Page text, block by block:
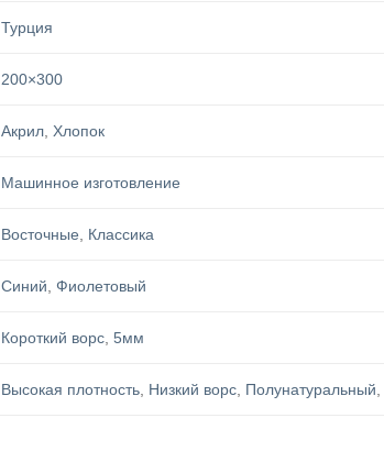
Турция
200×300
Акрил Хлопок
Машинное изготовление
Восточные Классика
Синий ,Фиолетовый
Короткий ворс ,5мм
Высокая плотность Низкий ворс Полунатуральный